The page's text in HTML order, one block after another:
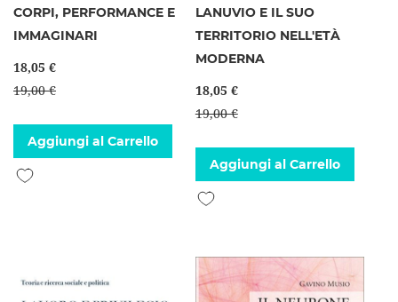
CORPI, PERFORMANCE E
IMMAGINARI
18,05 €
19,00 €
Aggiungi al Carrello
Aggiungi alla lista desideri
LANUVIO E IL SUO
TERRITORIO NELL'ETÀ
MODERNA
18,05 €
19,00 €
Aggiungi al Carrello
Aggiungi alla lista desideri